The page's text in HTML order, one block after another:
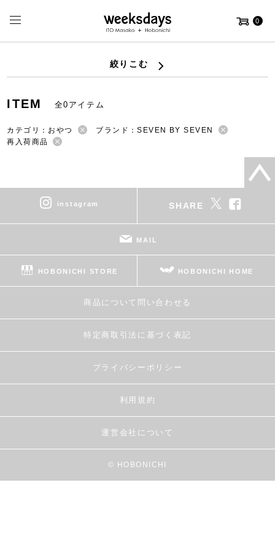
0
絞りこむ
ITEM 全0アイテム
カテゴリ：おやつ
ブランド：SEVEN BY SEVEN
再入荷商品
instagram SHARE
MAIL
HOBONICHI STORE HOBONICHI HOME
商品について問い合わせる
特定商取引法に基づく表記
プライバシーポリシー
利用規約
運営会社について
© HOBONICHI